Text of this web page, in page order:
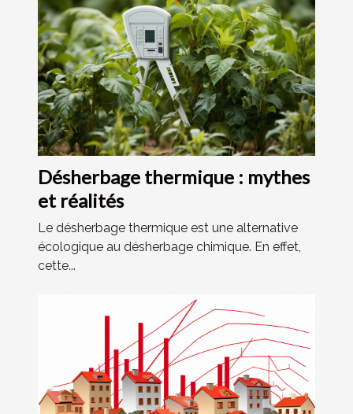
Désherbage thermique : mythes
et réalités
Le désherbage thermique est une alternative
écologique au désherbage chimique. En effet,
cette...